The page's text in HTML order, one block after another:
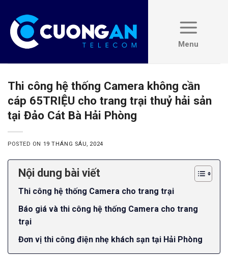
content
Thi công hệ thống Camera không cần
cáp 65TRIỆU cho trang trại thuỷ hải sản
tại Đảo Cát Bà Hải Phòng
POSTED ON 19 THÁNG SÁU, 2024
Nội dung bài viết
Thi công hệ thống Camera cho trang trại
Báo giá và thi công hệ thống Camera cho trang
trại
Đơn vị thi công điện nhẹ khách sạn tại Hải Phòng